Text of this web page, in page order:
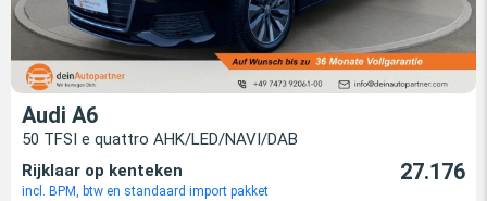
Audi A6
50 TFSI e quattro AHK/LED/NAVI/DAB
Rijklaar op kenteken
incl. BPM, btw en standaard import pakket
27.176